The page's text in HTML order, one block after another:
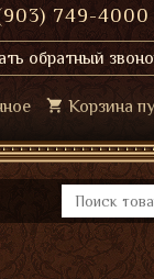
749-4000
обратный
Корзина